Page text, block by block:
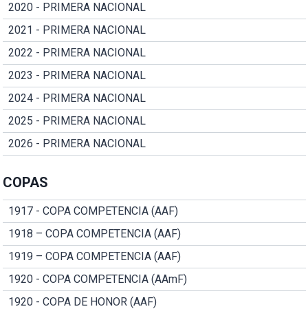
2020 - PRIMERA NACIONAL
2021 - PRIMERA NACIONAL
2022 - PRIMERA NACIONAL
2023 - PRIMERA NACIONAL
2024 - PRIMERA NACIONAL
2025 - PRIMERA NACIONAL
2026 - PRIMERA NACIONAL
COPAS
1917 - COPA COMPETENCIA (AAF)
1918 – COPA COMPETENCIA (AAF)
1919 – COPA COMPETENCIA (AAF)
1920 - COPA COMPETENCIA (AAmF)
1920 - COPA DE HONOR (AAF)